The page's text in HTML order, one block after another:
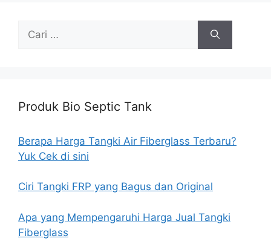
untuk:
Produk Bio Septic Tank
Berapa Harga Tangki Air Fiberglass Terbaru?
Yuk Cek di sini
Ciri Tangki FRP yang Bagus dan Original
Apa yang Mempengaruhi Harga Jual Tangki
Fiberglass